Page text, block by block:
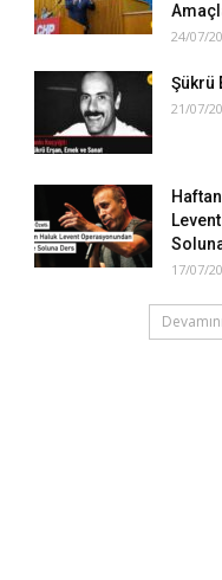
24/07/
Şükrü
21/07/
17/07/